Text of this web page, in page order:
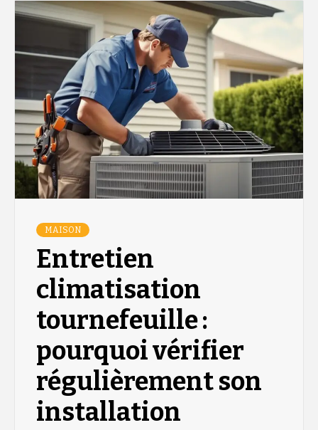
MAISON
Entretien
climatisation
tournefeuille :
pourquoi vérifier
régulièrement son
installation